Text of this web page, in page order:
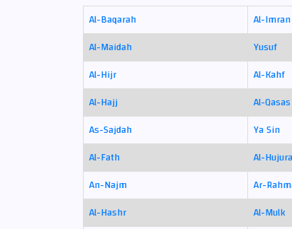
Al-Baqarah Al-Imran
Al-Maidah
Yusuf
Al-Hijr
Al-Kahf
Al-Hajj
Al-Qasas
As-Sajdah
Ya Sin
Al-Fath
Al-
An-Najm
Ar-
Al-Hashr
Al-Mulk